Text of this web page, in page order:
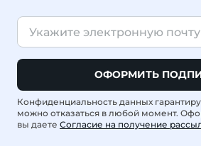
ОФОРМИТЬ
Конфиденциальность данных
можно отказаться в любой момент.
вы даете Согласие на получение